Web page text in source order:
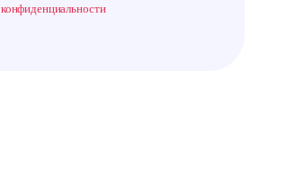
конфиденциальности